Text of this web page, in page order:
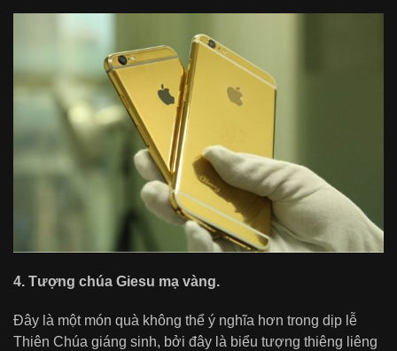
4. Tượng chúa Giesu mạ vàng.
Đây là một món quà không thể ý nghĩa hơn trong dịp lễ
Thiên Chúa giáng sinh, bởi đây là biểu tượng thiêng liêng